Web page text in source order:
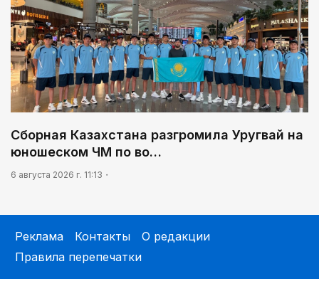
Сборная Казахстана разгромила Уругвай на
юношеском ЧМ по во…
6 августа 2026 г. 11:13
Реклама Контакты
О редакции
Правила перепечатки